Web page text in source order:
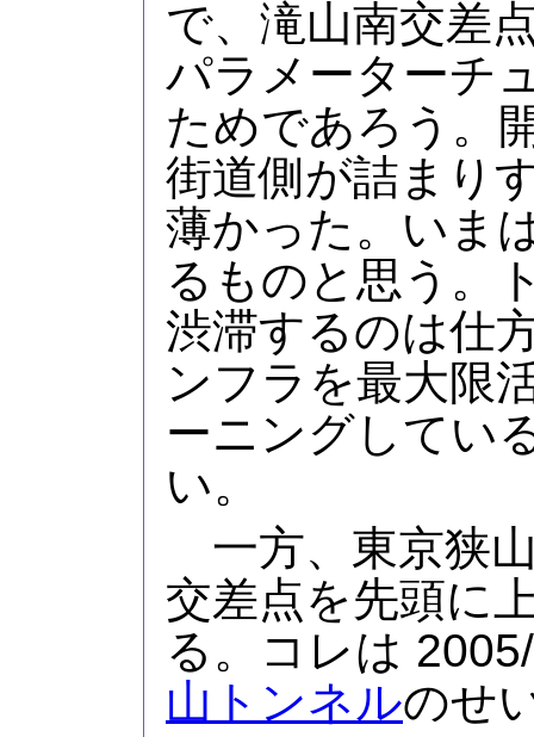
で、滝山南交差
パラメーターチ
ためであろう。
街道側が詰まり
薄かった。いま
るものと思う。
渋滞するのは仕
ンフラを最大限
ーニングしてい
い。
一方、東京狭
交差点を先頭に
る。コレは
山トンネルのせ